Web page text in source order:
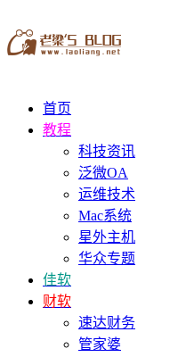
首页
教程
科技资讯
泛微OA
运维技术
Mac系统
星外主机
华众专题
佳软
财软
速达财务
管家婆